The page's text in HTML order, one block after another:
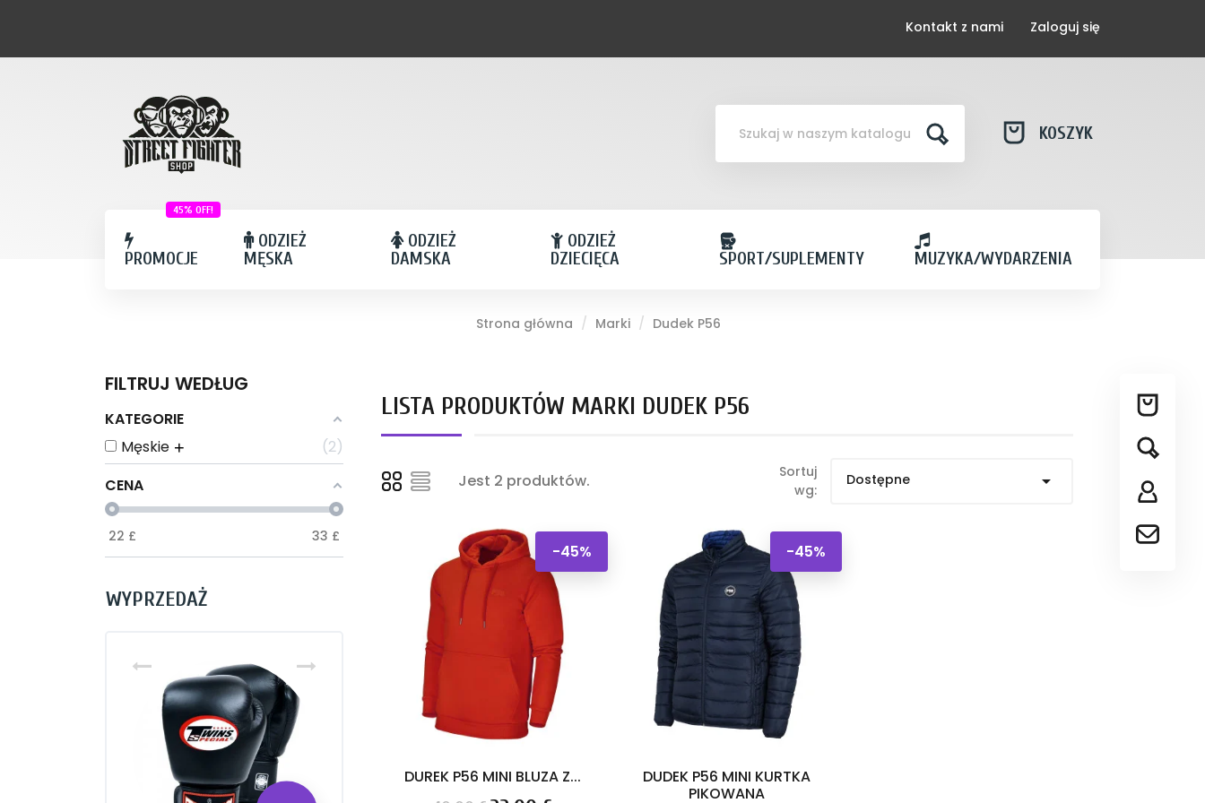
Kontakt z nami Zaloguj się
KOSZYK
PROMOCJE
45% OFF!
ODZIEŻ
MĘSKA
ODZIEŻ
DAMSKA
ODZIEŻ
DZIECIĘCA
SPORT/SUPLEMENTY MUZYKA/WYDARZENIA
Strona główna Marki Dudek P56
FILTRUJ WEDŁUG
KATEGORIE
Męskie +
2
CENA
22 £ 33 £
WYPRZEDAŻ
LISTA PRODUKTÓW MARKI DUDEK P56
Jest 2 produktów.
Sortuj
wg:
Dostępne 
DUREK P56 MINI BLUZA Z...
-45%
DUDEK P56 MINI KURTKA
PIKOWANA
-45%